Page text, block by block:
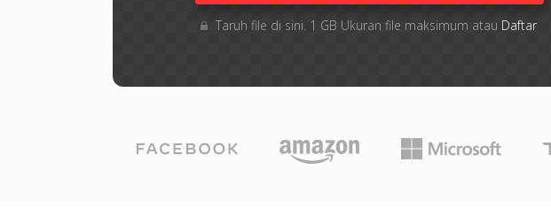
Taruh file di sini. 1 GB Ukuran file maksimum atau Daftar